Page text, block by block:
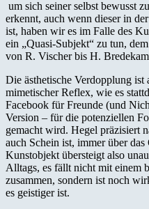
um sich seiner selbst bewusst
erkennt, auch wenn dieser in
ist, haben wir es im Falle des
ein „Quasi-Subjekt“ zu tun,
von R. Vischer bis H.
Die ästhetische Verdopplung
mimetischer Reflex, wie es
Facebook für Freunde (und
Version – für die potenziellen
gemacht wird. Hegel präzisiert
auch Schein ist, immer über
Kunstobjekt übersteigt also
Alltags, es fällt nicht mit einem
zusammen, sondern ist noch
es geistiger ist.